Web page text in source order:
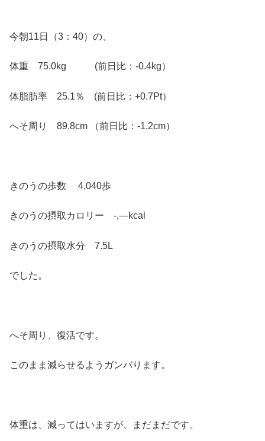
今朝11日（3：40）の、
体重 75.0kg (前日比：-0.4kg）
体脂肪率 25.1％ (前日比：+0.7Pt）
へそ周り 89.8cm （前日比：-1.2cm）
きのうの歩数 4,040歩
きのうの摂取カロリー -,—kcal
きのうの摂取水分 7.5L
でした。
へそ周り、復活です。
このまま減らせるようガンバります。
体重は、減ってはいますが、まだまだです。